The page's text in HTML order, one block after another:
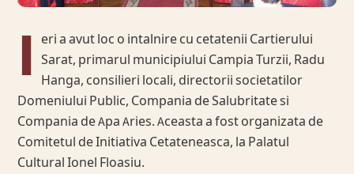
I eri a avut loc o intalnire cu cetatenii Cartierului
Sarat, primarul municipiului Campia Turzii, Radu
Hanga, consilieri locali, directorii societatilor
Domeniului Public, Compania de Salubritate si
Compania de Apa Aries. Aceasta a fost organizata de
Comitetul de Initiativa Cetateneasca, la Palatul
Cultural Ionel Floasiu.